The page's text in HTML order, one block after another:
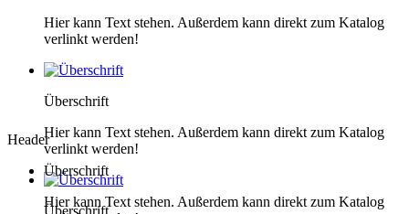
Hier kann Text stehen. Außerdem kann direkt zum Katalog
verlinkt werden!
Überschrift
Hier kann Text stehen. Außerdem kann direkt zum Katalog
verlinkt werden!
Überschrift
Header
Überschrift
Hier kann Text stehen. Außerdem kann direkt zum Katalog